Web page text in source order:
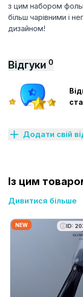
з цим набором
більш чарівними і
дизайном!
Відгуки 0
Додати свій
Із цим
Дивитися більше
NEW ID: